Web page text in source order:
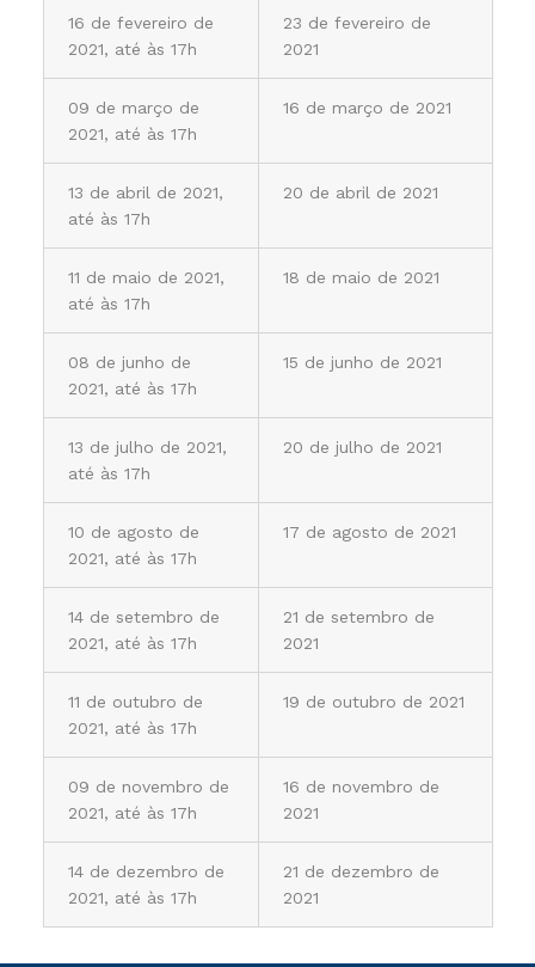
16 de fevereiro de
2021, até às 17h
23 de fevereiro de
2021
09 de março de
2021, até às 17h
16 de março de 2021
13 de abril de 2021,
até às 17h
20 de abril de 2021
11 de maio de 2021,
até às 17h
18 de maio de 2021
08 de junho de
2021, até às 17h
15 de junho de 2021
13 de julho de 2021,
até às 17h
20 de julho de 2021
10 de agosto de
2021, até às 17h
17 de agosto de 2021
14 de setembro de
2021, até às 17h
21 de setembro de
2021
11 de outubro de
2021, até às 17h
19 de outubro de 2021
09 de novembro de
2021, até às 17h
16 de novembro de
2021
14 de dezembro de
2021, até às 17h
21 de dezembro de
2021